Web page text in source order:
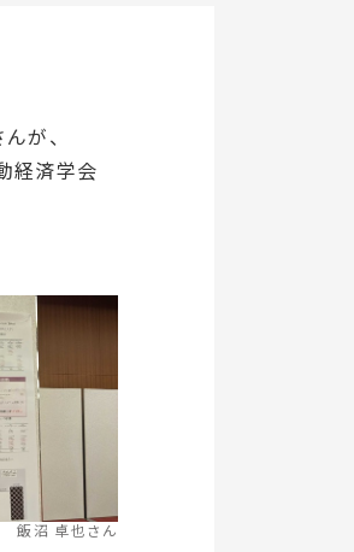
が、
経済学会
飯沼 卓也さん